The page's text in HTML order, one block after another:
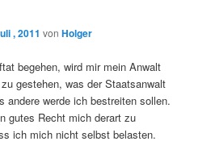
, 2011 vonHolger
begehen, wird mir mein Anwalt
gestehen, was der Staatsanwalt
andere werde ich bestreiten sollen.
gutes Recht mich derart zu
ich mich nicht selbst belasten.